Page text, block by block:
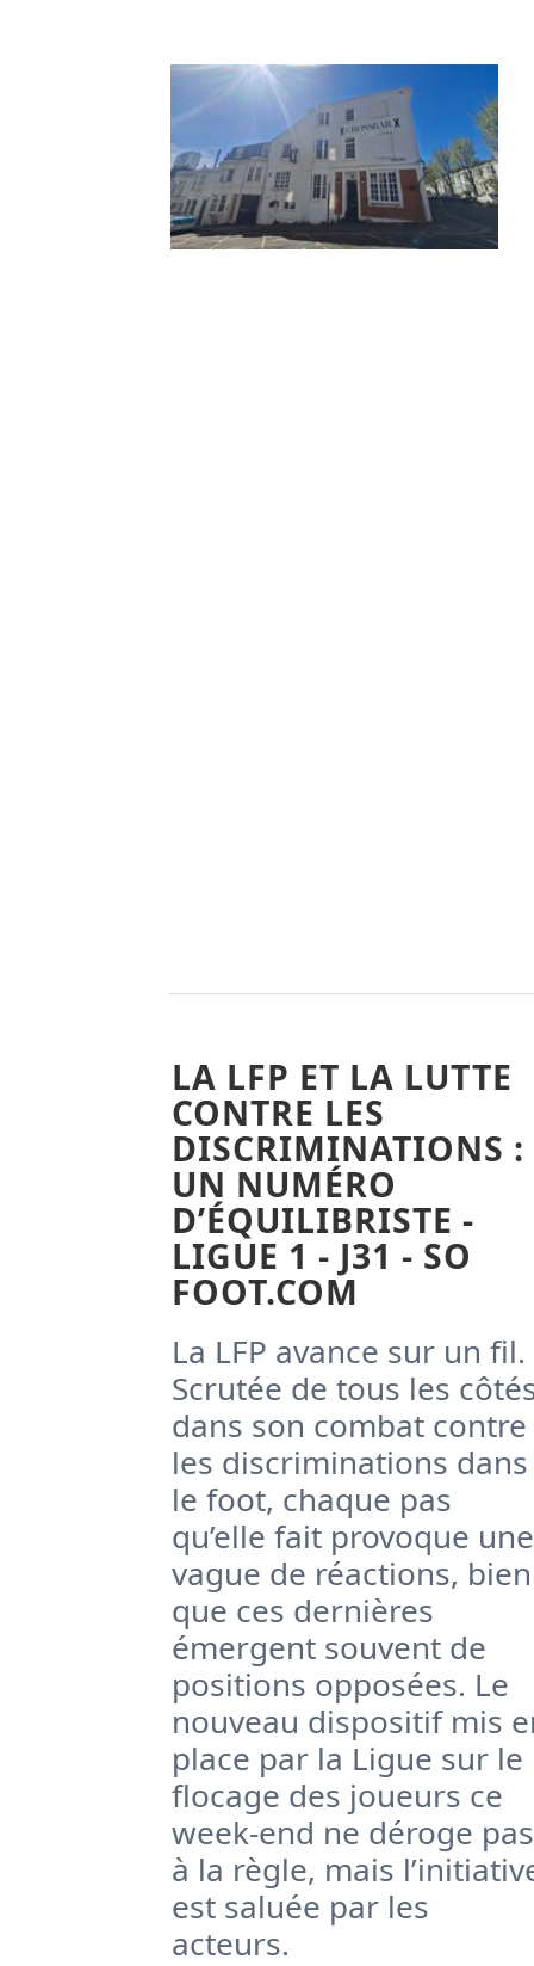
LA LFP ET LA LUTTE
CONTRE LES
DISCRIMINATIONS :
UN NUMÉRO
D’ÉQUILIBRISTE -
LIGUE 1 - J31 - SO
FOOT.COM
La LFP avance sur un fil.
Scrutée de tous les
dans son combat contre
les discriminations dans
le foot, chaque pas
qu’elle fait provoque une
vague de réactions, bien
que ces dernières
émergent souvent de
positions opposées. Le
nouveau dispositif mis
place par la Ligue sur le
flocage des joueurs ce
week-end ne déroge pas
à la règle, mais
est saluée par les
acteurs.